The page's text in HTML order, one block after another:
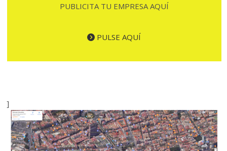
PUBLICITA TU EMPRESA AQUÍ
PULSE AQUÍ
]